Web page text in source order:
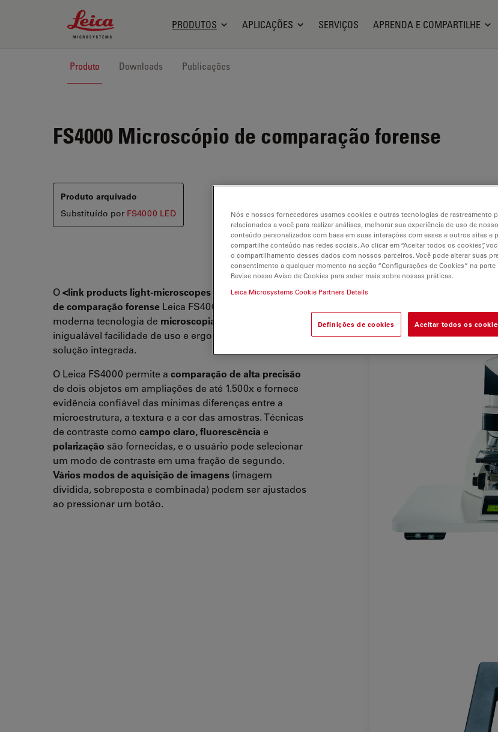
Leica Microsystems Logo
PRODUTOS APLICAÇÕES SERVIÇOS APRENDA E COMPARTILHE
Produto Downloads Publicações
FS4000 Microscópio de comparação forense
Produto arquivado
Substituído por FS4000 LED
O<link products light-microscopes forensic>microscópio
de comparação forense Leica FS4000 combina a mais
moderna tecnologia de microscopia ótica
inigualável facilidade de uso e ergonomia em uma
solução integrada.
O Leica FS4000 permite a comparação de alta precisão
de dois objetos em ampliações de até 1.500x e fornece
evidência confiável das mínimas diferenças entre a
microestrutura, a textura e a cor das amostras. Técnicas
de contraste como campo claro, fluorescência e
polarização são fornecidas, e o usuário pode selecionar
um modo de contraste em uma fração de segundo.
Vários modos de aquisição de imagens (imagem
dividida, sobreposta e combinada) podem ser ajustados
ao pressionar um botão.
Nós e nossos fornecedores usamos cookies e outras tecnologias de rastreamento
relacionados a você para realizar análises, melhorar sua experiência de uso de
conteúdo personalizados com base em suas interações com esses e outros sites e
compartilhe conteúdo nas redes sociais. Ao clicar em “Aceitar todos os cookies”,
o compartilhamento desses dados com nossos parceiros. Você pode alterar suas
consentimento a qualquer momento na seção “Configurações de Cookies” na
Revise nosso Aviso de Cookies para saber mais sobre nossas práticas.
Leica Microsystems Cookie Partners Details
Definições de cookies Aceitar todos os